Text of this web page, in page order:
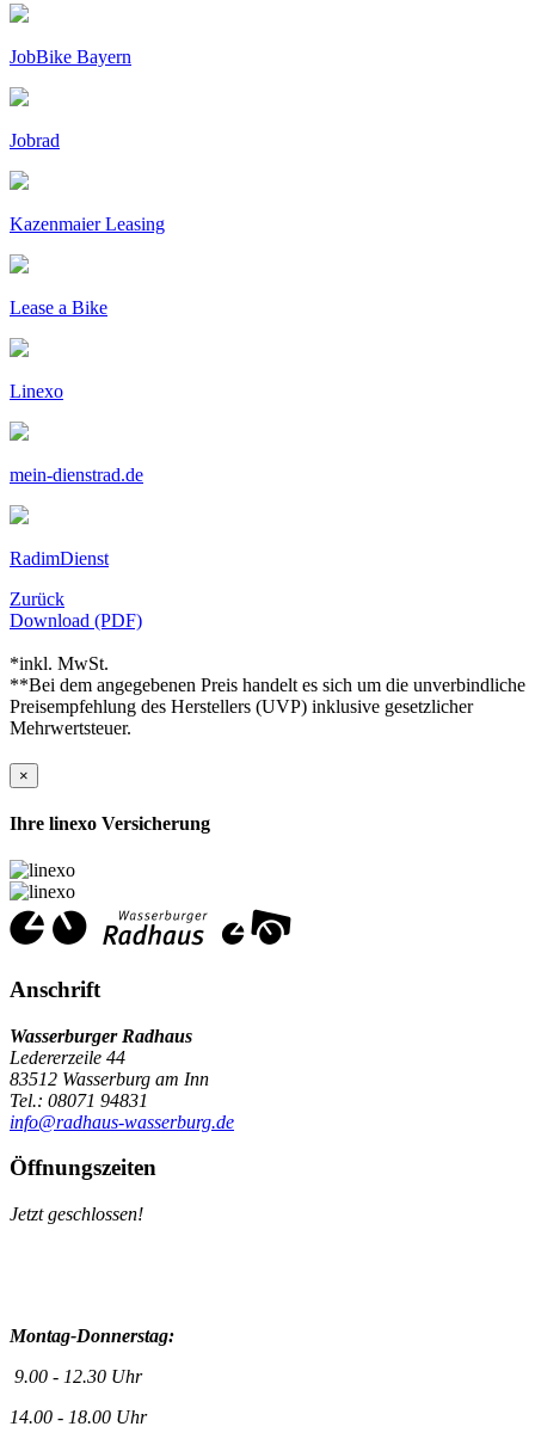
JobBike Bayern
Jobrad
Kazenmaier Leasing
Lease a Bike
Linexo
mein-dienstrad.de
RadimDienst
Zurück
Download (PDF)
*inkl. MwSt.
**Bei dem angegebenen Preis handelt es sich um die unverbindliche
Preisempfehlung des Herstellers (UVP) inklusive gesetzlicher
Mehrwertsteuer.
×
Ihre linexo Versicherung
Anschrift
Wasserburger Radhaus
Ledererzeile 44
83512 Wasserburg am Inn
Tel.: 08071 94831
info@radhaus-wasserburg.de
Öffnungszeiten
Jetzt geschlossen!
Montag-Donnerstag:
9.00 - 12.30 Uhr
14.00 - 18.00 Uhr